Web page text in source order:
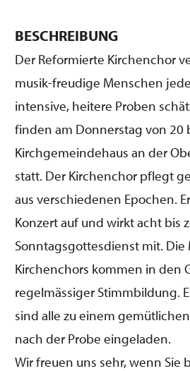
BESCHREIBUNG
Der Reformierte Kirchenchor
musik-freudige Menschen
intensive, heitere Proben
finden am Donnerstag von 20
Kirchgemeindehaus an der
statt. Der Kirchenchor pflegt
aus verschiedenen Epochen.
Konzert auf und wirkt acht bis
Sonntagsgottesdienst mit. Die
Kirchenchors kommen in den
regelmässiger Stimmbildung.
sind alle zu einem
nach der Probe eingeladen.
Wir freuen uns sehr, wenn Sie